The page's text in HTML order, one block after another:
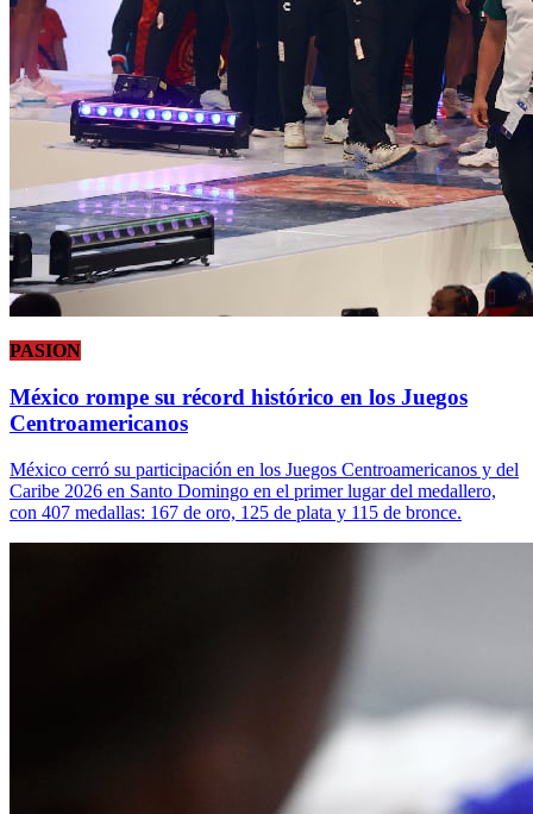
PASION
México rompe su récord histórico en los Juegos
Centroamericanos
México cerró su participación en los Juegos Centroamericanos y del
Caribe 2026 en Santo Domingo en el primer lugar del medallero,
con 407 medallas: 167 de oro, 125 de plata y 115 de bronce.